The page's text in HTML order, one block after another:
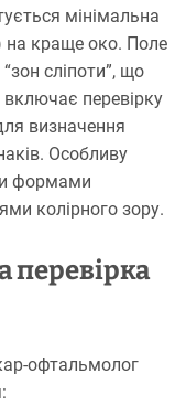
мінімальна
на краще око. Поле
сліпоти”, що
перевірку
визначення
Особливу
формами
колірного зору.
перевірка
офтальмолог